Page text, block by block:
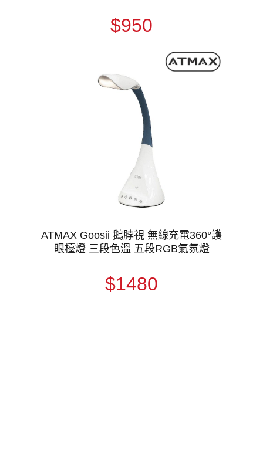
$950
ATMAX Goosii 鵝脖視 無線充電360°護
眼檯燈 三段色溫 五段RGB氣氛燈
$1480